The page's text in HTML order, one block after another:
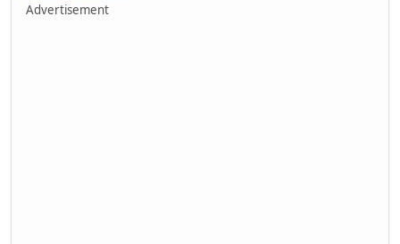
Advertisement